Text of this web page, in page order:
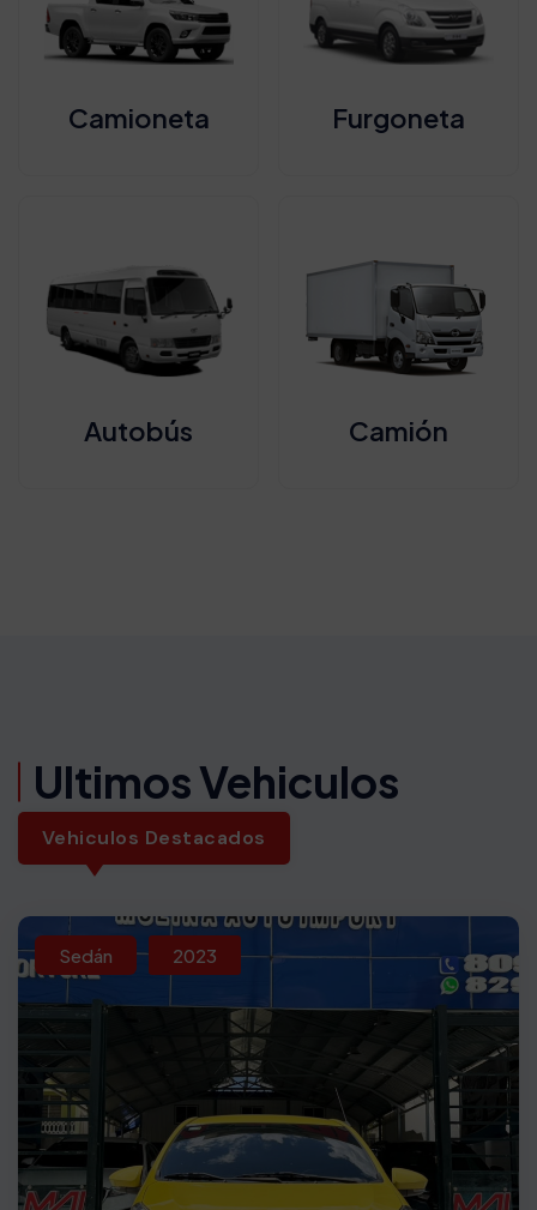
Camioneta Furgoneta
Autobús Camión
Ultimos Vehiculos
Vehiculos Destacados
Sedán 2023